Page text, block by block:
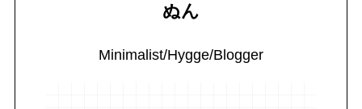
ぬん
Minimalist/Hygge/Blogger